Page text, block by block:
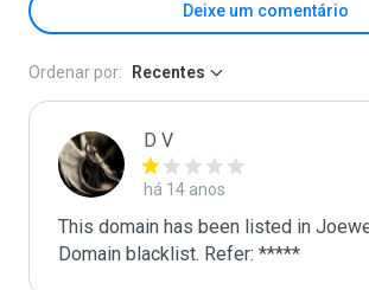
Deixe um comentário
Ordenar por: Recentes
D V
há 14 anos
This domain has been listed in
Domain blacklist. Refer: *****